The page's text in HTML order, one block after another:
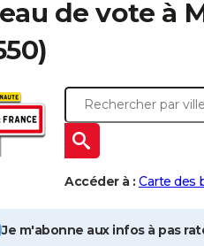
de vote à
Accéder à : Carte des
Je m'abonne aux infos à pas